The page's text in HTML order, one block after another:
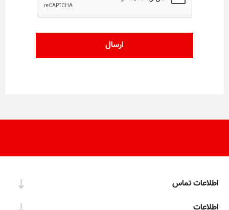
اطلاعات تماس